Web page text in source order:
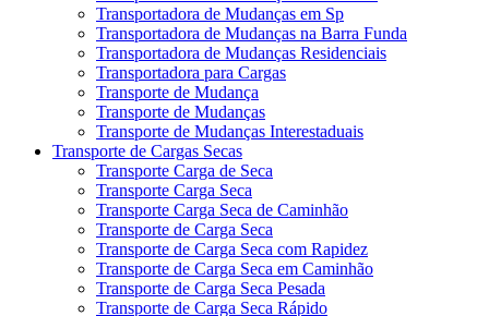
Transportadora de Mudanças em Sp
Transportadora de Mudanças na Barra Funda
Transportadora de Mudanças Residenciais
Transportadora para Cargas
Transporte de Mudança
Transporte de Mudanças
Transporte de Mudanças Interestaduais
Transporte de Cargas Secas
Transporte Carga de Seca
Transporte Carga Seca
Transporte Carga Seca de Caminhão
Transporte de Carga Seca
Transporte de Carga Seca com Rapidez
Transporte de Carga Seca em Caminhão
Transporte de Carga Seca Pesada
Transporte de Carga Seca Rápido